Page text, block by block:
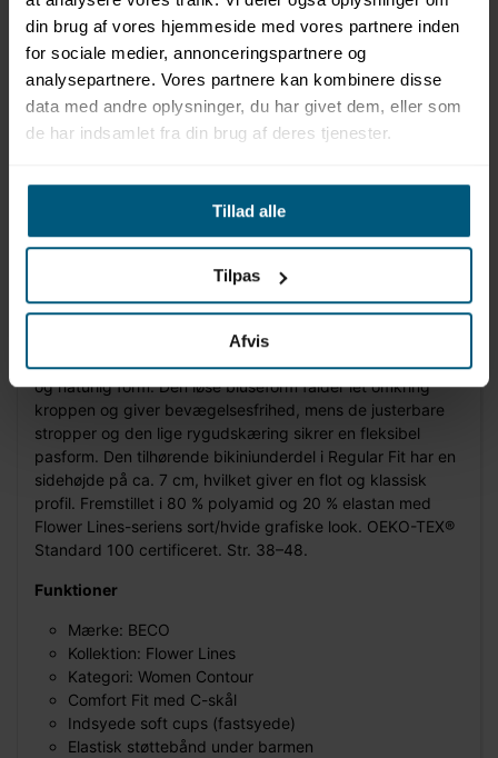
din brug af vores hjemmeside med vores partnere inden
for sociale medier, annonceringspartnere og
analysepartnere. Vores partnere kan kombinere disse
data med andre oplysninger, du har givet dem, eller som
de har indsamlet fra din brug af deres tjenester.
Tillad alle
Tilpas
Afvis
BECO Flower Lines tankinisættet giver en elegant silhuet
og behagelig støtte. Overdelen har indsyede soft cups og
et elastisk støttebånd under barmen, som sikrer stabilitet
og naturlig form. Den løse bluseform falder let omkring
kroppen og giver bevægelsesfrihed, mens de justerbare
stropper og den lige rygudskæring sikrer en fleksibel
pasform. Den tilhørende bikiniunderdel i Regular Fit har en
sidehøjde på ca. 7 cm, hvilket giver en flot og klassisk
profil. Fremstillet i 80 % polyamid og 20 % elastan med
Flower Lines-seriens sort/hvide grafiske look. OEKO-TEX®
Standard 100 certificeret. Str. 38–48.
Funktioner
Mærke: BECO
Kollektion: Flower Lines
Kategori: Women Contour
Comfort Fit med C-skål
Indsyede soft cups (fastsyede)
Elastisk støttebånd under barmen